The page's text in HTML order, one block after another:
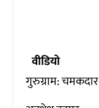
वीडियो
गुरुग्राम: